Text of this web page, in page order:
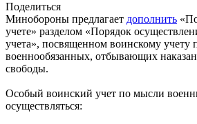
Поделиться
Минобороны предлагает дополнить
учете» разделом «Порядок
учета», посвященном воинскому учету
военнообязанных, отбывающих
свободы.
Особый воинский учет по мысли
осуществляться: